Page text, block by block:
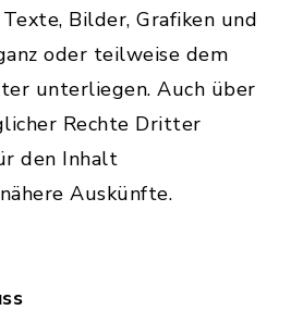
Bilder, Grafiken und
oder teilweise dem
unterliegen. Auch über
Rechte Dritter
den Inhalt
Auskünfte.